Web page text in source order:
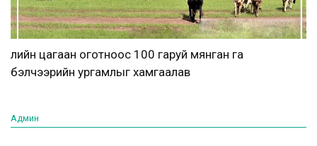
Үлийн цагаан оготноос 100 гаруй мянган га
бэлчээрийн ургамлыг хамгаалав
Админ